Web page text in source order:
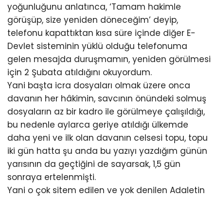
yoğunluğunu anlatınca, ‘Tamam hakimle
görüşüp, size yeniden döneceğim’ deyip,
telefonu kapattıktan kısa süre içinde diğer E-
Devlet sisteminin yüklü olduğu telefonuma
gelen mesajda duruşmamın, yeniden görülmesi
için 2 Şubata atıldığını okuyordum.
Yani başta icra dosyaları olmak üzere onca
davanın her hâkimin, savcının önündeki solmuş
dosyaların az bir kadro ile görülmeye çalışıldığı,
bu nedenle aylarca geriye atıldığı ülkemde
daha yeni ve ilk olan davanın celsesi topu, topu
iki gün hatta şu anda bu yazıyı yazdığım günün
yarısının da geçtiğini de sayarsak, 1,5 gün
sonraya ertelenmişti.
Yani o çok sitem edilen ve yok denilen Adaletin